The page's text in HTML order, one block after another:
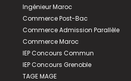
Ingénieur Maroc
Commerce Post-Bac
Commerce Admission Parallèle
Commerce Maroc
IEP Concours Commun
IEP Concours Grenoble
TAGE MAGE